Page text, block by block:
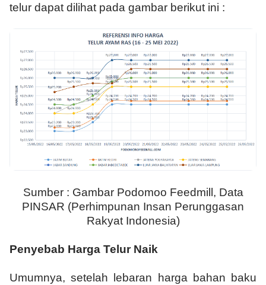
telur dapat dilihat pada gambar berikut ini :
Sumber : Gambar Podomoo Feedmill, Data
PINSAR (Perhimpunan Insan Perunggasan
Rakyat Indonesia)
Penyebab Harga Telur Naik
Umumnya, setelah lebaran harga bahan baku